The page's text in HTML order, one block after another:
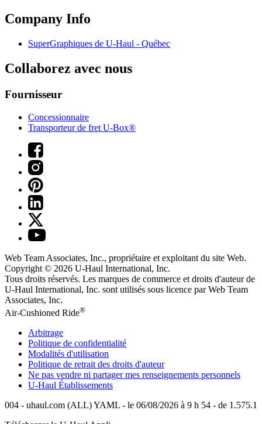
Company Info
SuperGraphiques de U-Haul - Québec
Collaborez avec nous
Fournisseur
Concessionnaire
Transporteur de fret U-Box®
Web Team Associates, Inc., propriétaire et exploitant du site Web.
Copyright © 2026 U-Haul International, Inc.
Tous droits réservés. Les marques de commerce et droits d'auteur de
U-Haul International, Inc. sont utilisés sous licence par Web Team
Associates, Inc.
Air-Cushioned Ride®
Arbitrage
Politique de confidentialité
Modalités d'utilisation
Politique de retrait des droits d'auteur
Ne pas vendre ni partager mes renseignements personnels
U-Haul Établissements
004 - uhaul.com (ALL) YAML - le 06/08/2026 à 9 h 54 - de 1.575.1